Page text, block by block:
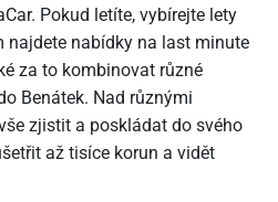
Pokud letíte, vybírejte lety
najdete nabídky na last minute
za to kombinovat různé
Benátek. Nad různými
zjistit a poskládat do svého
až tisíce korun a vidět